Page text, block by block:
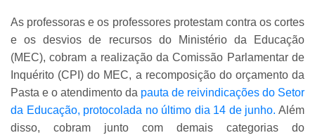
As professoras e os professores protestam contra os cortes
e os desvios de recursos do Ministério da Educação
(MEC), cobram a realização da Comissão Parlamentar de
Inquérito (CPI) do MEC, a recomposição do orçamento da
Pasta e o atendimento da pauta de reivindicações do Setor
da Educação, protocolada no último dia 14 de junho. Além
disso, cobram junto com demais categorias do